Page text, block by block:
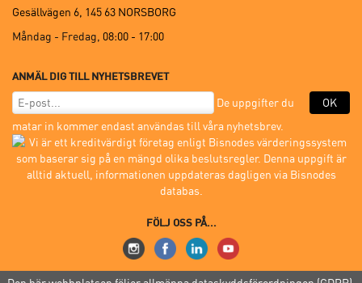
Gesällvägen 6, 145 63 NORSBORG
Måndag - Fredag, 08:00 - 17:00
ANMÄL DIG TILL NYHETSBREVET
OK
De uppgifter du
matar in kommer endast användas till våra nyhetsbrev.
FÖLJ OSS PÅ...